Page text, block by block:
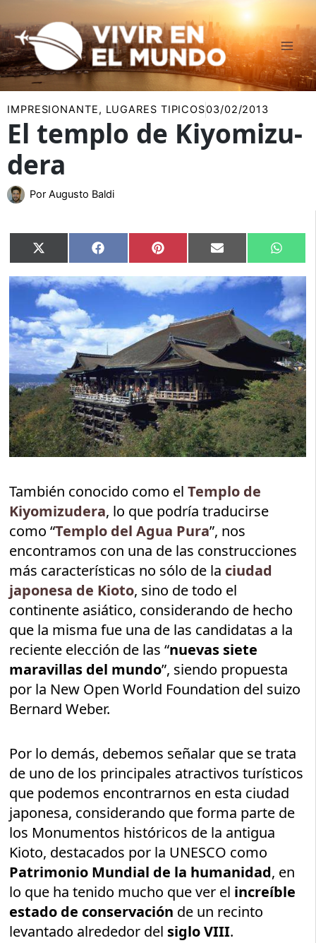
al
contenido
IMPRESIONANTE, LUGARES TIPICOS03/02/2013
El templo de Kiyomizu-
dera
Por Augusto Baldi
Compartir
en
X
(Twitter)
Compartir
en
Facebook Compartir
en
Pinterest Compartir
en
Email
en
También conocido como elTemplo de
Kiyomizudera, lo que podría traducirse
como “Templo del Agua Pura”, nos
encontramos con una de las construcciones
más características no sólo de la ciudad
japonesa de Kioto, sino de todo el
continente asiático, considerando de hecho
que la misma fue una de las candidatas a la
reciente elección de las “nuevas siete
maravillas del mundo”, siendo propuesta
por la New Open World Foundation del suizo
Bernard Weber.
Por lo demás, debemos señalar que se trata
de uno de los principales atractivos turísticos
que podemos encontrarnos en esta ciudad
japonesa, considerando que forma parte de
los Monumentos históricos de la antigua
Kioto, destacados por la UNESCO como
Patrimonio Mundial de la humanidad, en
lo que ha tenido mucho que ver el increíble
estado de conservación de un recinto
levantado alrededor del siglo VIII.